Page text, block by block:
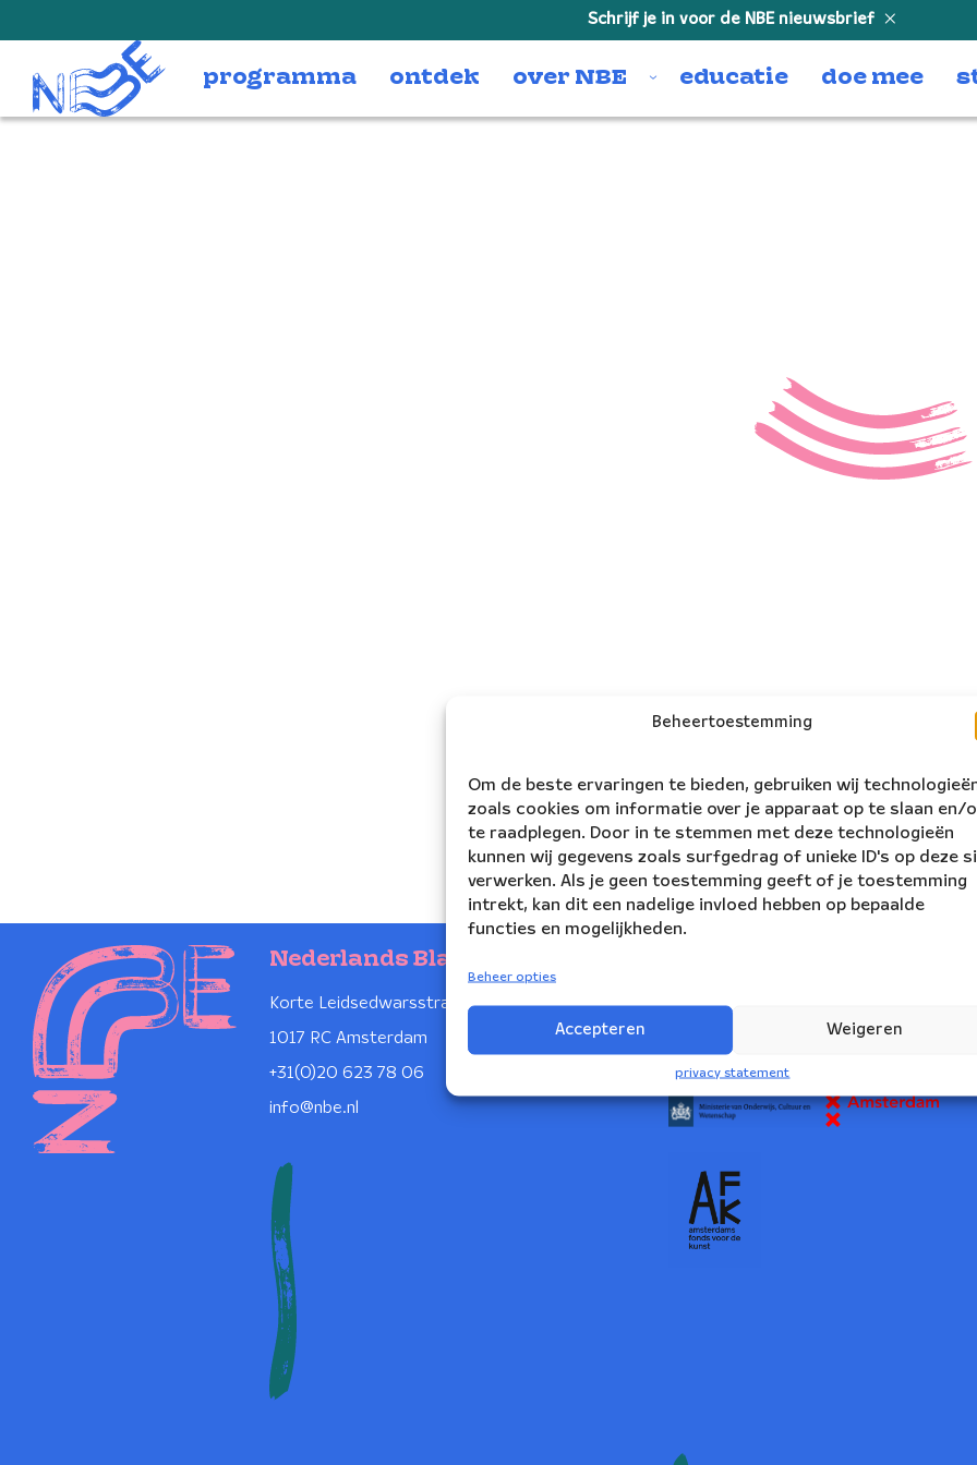
Beheertoestemming
Om de beste ervaringen te bieden, gebruiken wij
zoals cookies om informatie over je apparaat op te slaan en/
te raadplegen. Door in te stemmen met deze technologieën
kunnen wij gegevens zoals surfgedrag of unieke ID's op deze
verwerken. Als je geen toestemming geeft of je toestemming
intrekt, kan dit een nadelige invloed hebben op bepaalde
functies en mogelijkheden.
Beheer opties
Accepteren Weigeren
privacy statement
Schrijf je in voor de NBE nieuwsbrief
programma ontdek over NBE educatie doe mee
Nederlands Blazers Ensemble
Korte Leidsedwarsstraat 12
1017 RC Amsterdam
+31(0)20 623 78 06
info@nbe.nl
NBE wordt ondersteund door: